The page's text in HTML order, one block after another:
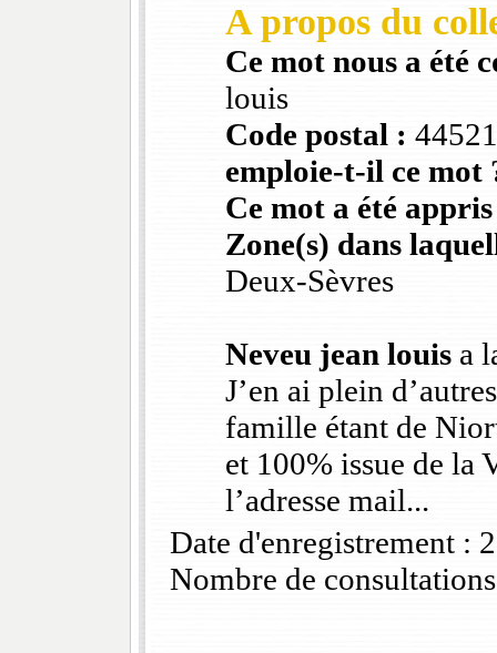
A propos du
Ce mot nous a été
louis
Code postal :
emploie-t-il ce mot
Ce mot a été
Zone(s) dans
Deux-Sèvres
Neveu jean louisa
J’en ai plein
famille étant de
et 100% issue de la
l’adresse mail...
Date d'enregistrement :
Nombre de